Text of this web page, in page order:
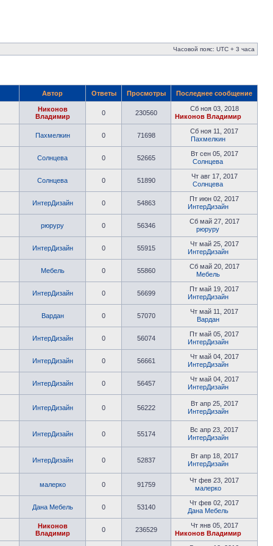
Часовой пояс: UTC + 3 часа
Автор Ответы Просмотры Последнее сообщение
Никонов
Владимир
0 230560
Сб ноя 03, 2018
Никонов Владимир
Пахмелкин 0 71698
Сб ноя 11, 2017
Пахмелкин
Солнцева 0 52665
Вт сен 05, 2017
Солнцева
Солнцева 0 51890
Чт авг 17, 2017
Солнцева
ИнтерДизайн 0 54863
Пт июн 02, 2017
ИнтерДизайн
рюруру 0 56346
Сб май 27, 2017
рюруру
ИнтерДизайн 0 55915
Чт май 25, 2017
ИнтерДизайн
Мебель 0 55860
Сб май 20, 2017
Мебель
ИнтерДизайн 0 56699
Пт май 19, 2017
ИнтерДизайн
Вардан 0 57070
Чт май 11, 2017
Вардан
ИнтерДизайн 0 56074
Пт май 05, 2017
ИнтерДизайн
ИнтерДизайн 0 56661
Чт май 04, 2017
ИнтерДизайн
ИнтерДизайн 0 56457
Чт май 04, 2017
ИнтерДизайн
ИнтерДизайн 0 56222
Вт апр 25, 2017
ИнтерДизайн
ИнтерДизайн 0 55174
Вс апр 23, 2017
ИнтерДизайн
ИнтерДизайн 0 52837
Вт апр 18, 2017
ИнтерДизайн
малерко 0 91759
Чт фев 23, 2017
малерко
Дана Мебель 0 53140
Чт фев 02, 2017
Дана Мебель
Никонов
Владимир
0 236529
Чт янв 05, 2017
Никонов Владимир